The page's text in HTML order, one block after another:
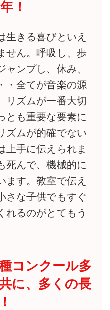
！
生きる喜びといえ
せん。呼吸し、歩
ャンプし、休み、
・全てが音楽の源
リズムが一番大切
とも重要な要素に
ズムが的確でない
上手に伝えられま
死んで、機械的に
ます。教室で伝え
さな子供でもすぐ
れるのがとてもう
コンクール多
に、多くの長